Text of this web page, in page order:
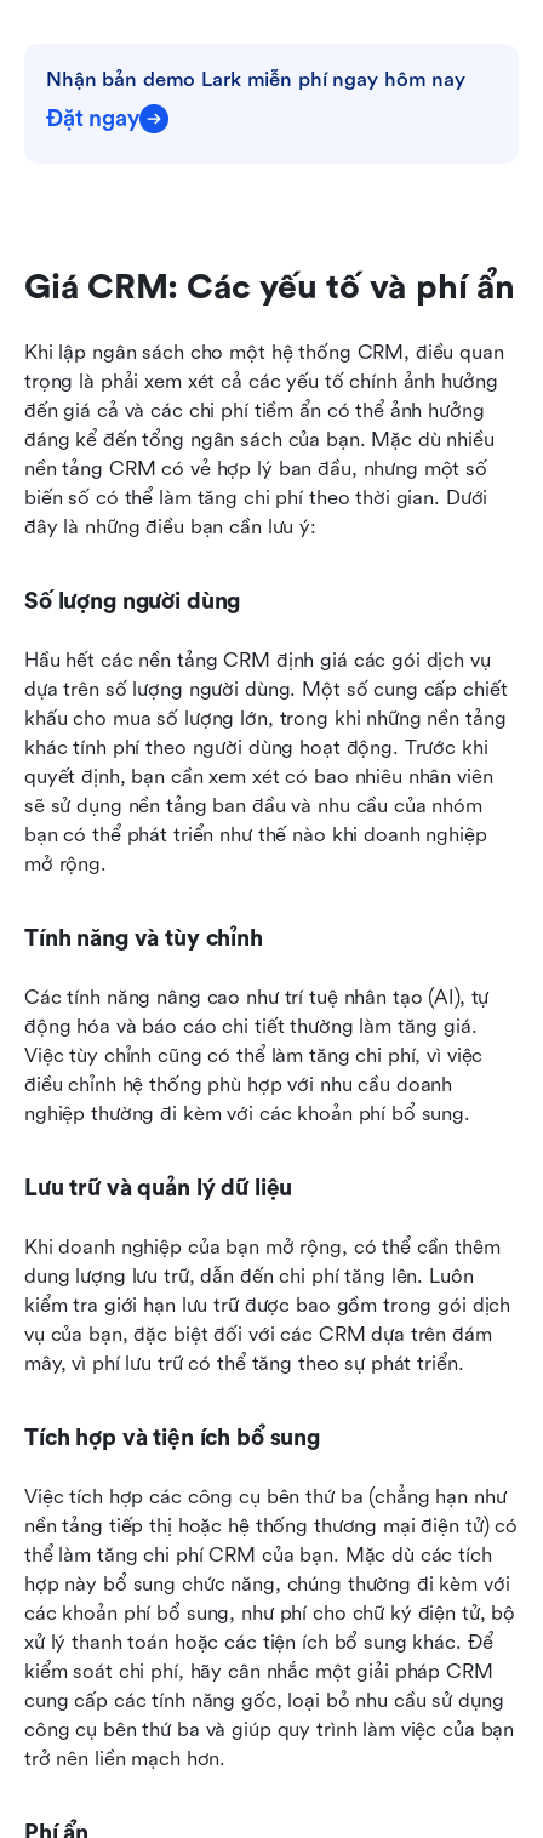
Nhận bản demo Lark miễn phí ngay hôm nay
Đặt ngay
Giá CRM: Các yếu tố và phí ẩn
Khi lập ngân sách cho một hệ thống CRM, điều quan
trọng là phải xem xét cả các yếu tố chính ảnh hưởng
đến giá cả và các chi phí tiềm ẩn có thể ảnh hưởng
đáng kể đến tổng ngân sách của bạn. Mặc dù nhiều
nền tảng CRM có vẻ hợp lý ban đầu, nhưng một số
biến số có thể làm tăng chi phí theo thời gian. Dưới
đây là những điều bạn cần lưu ý:
Số lượng người dùng
Hầu hết các nền tảng CRM định giá các gói dịch vụ
dựa trên số lượng người dùng. Một số cung cấp chiết
khấu cho mua số lượng lớn, trong khi những nền tảng
khác tính phí theo người dùng hoạt động. Trước khi
quyết định, bạn cần xem xét có bao nhiêu nhân viên
sẽ sử dụng nền tảng ban đầu và nhu cầu của nhóm
bạn có thể phát triển như thế nào khi doanh nghiệp
mở rộng.
Tính năng và tùy chỉnh
Các tính năng nâng cao như trí tuệ nhân tạo (AI), tự
động hóa và báo cáo chi tiết thường làm tăng giá.
Việc tùy chỉnh cũng có thể làm tăng chi phí, vì việc
điều chỉnh hệ thống phù hợp với nhu cầu doanh
nghiệp thường đi kèm với các khoản phí bổ sung.
Lưu trữ và quản lý dữ liệu
Khi doanh nghiệp của bạn mở rộng, có thể cần thêm
dung lượng lưu trữ, dẫn đến chi phí tăng lên. Luôn
kiểm tra giới hạn lưu trữ được bao gồm trong gói dịch
vụ của bạn, đặc biệt đối với các CRM dựa trên đám
mây, vì phí lưu trữ có thể tăng theo sự phát triển.
Tích hợp và tiện ích bổ sung
Việc tích hợp các công cụ bên thứ ba (chẳng hạn như
nền tảng tiếp thị hoặc hệ thống thương mại điện tử) có
thể làm tăng chi phí CRM của bạn. Mặc dù các tích
hợp này bổ sung chức năng, chúng thường đi kèm với
các khoản phí bổ sung, như phí cho chữ ký điện tử, bộ
xử lý thanh toán hoặc các tiện ích bổ sung khác. Để
kiểm soát chi phí, hãy cân nhắc một giải pháp CRM
cung cấp các tính năng gốc, loại bỏ nhu cầu sử dụng
công cụ bên thứ ba và giúp quy trình làm việc của bạn
trở nên liền mạch hơn.
Phí ẩn